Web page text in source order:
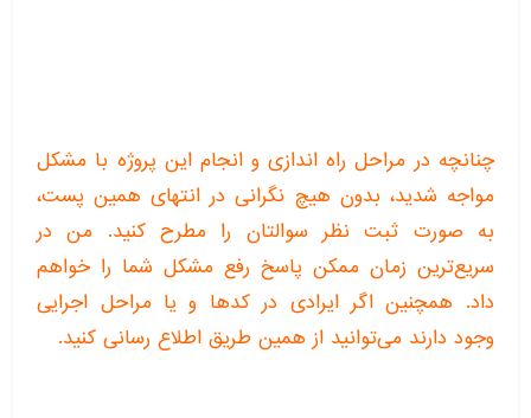
چنانچه در مراحل راه اندازی و انجام این پروژه با مشکل
مواجه شدید، بدون هیچ نگرانی در انتهای همین پست،
به صورت ثبت نظر سوالتان را مطرح کنید. من در
سریع‌ترین زمان ممکن پاسخ رفع مشکل شما را خواهم
داد. همچنین اگر ایرادی در کدها و یا مراحل اجرایی
وجود دارند می‌توانید از همین طریق اطلاع رسانی کنید.